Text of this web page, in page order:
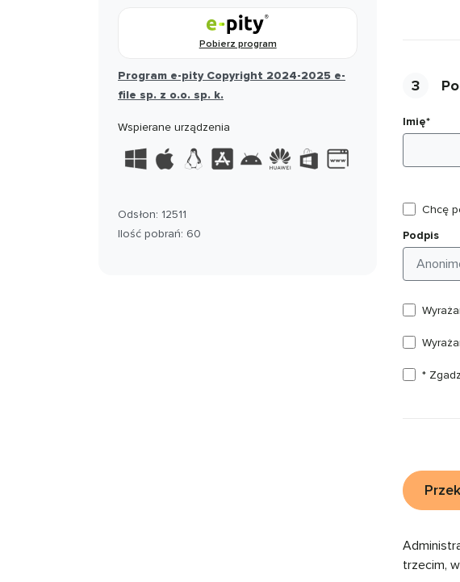
Pobierz program
Program e-pity Copyright 2024-2025 e-
file sp. z o.o. sp. k.
Wspierane urządzenia
Odsłon: 12511
Ilość pobrań: 60
3
Imię*
Chcę
Podpis
*
trzecim,